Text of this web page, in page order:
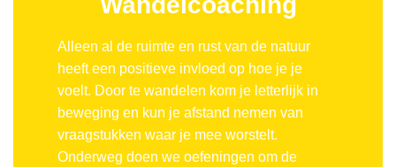
Alleen al de ruimte en rust van de natuur
heeft een positieve invloed op hoe je je
voelt. Door te wandelen kom je letterlijk in
beweging en kun je afstand nemen van
vraagstukken waar je mee worstelt.
Onderweg doen we oefeningen om de